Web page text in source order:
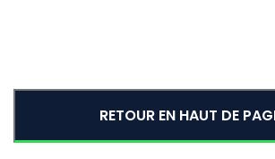
RETOUR EN HAUT DE